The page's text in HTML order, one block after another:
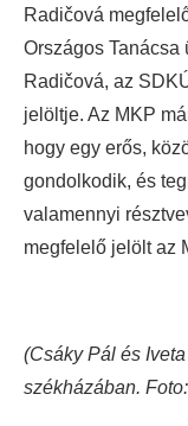
Radičová
Országos Tanácsa
Radičová, az
jelöltje. Az MKP
hogy egy erős,
gondolkodik, és
valamennyi
megfelelő jelölt az
(Csáky Pál és
székházában.